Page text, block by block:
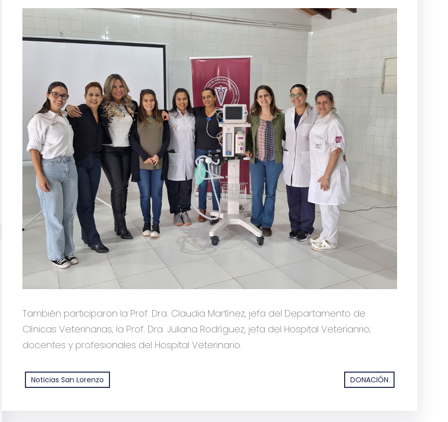
También participaron la Prof. Dra. Claudia Martínez, jefa del Departamento de
Clínicas Veterinarias; la Prof. Dra. Juliana Rodríguez, jefa del Hospital Veterianrio;
docentes y profesionales del Hospital Veterinario.
Noticias San Lorenzo DONACIÓN